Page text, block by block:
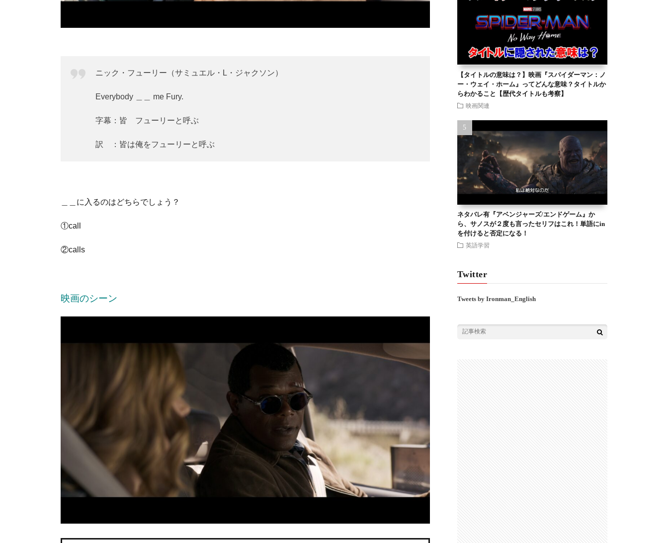
ニック・フューリー（サミュエル・L・ジャクソン）
Everybody ＿＿ me Fury.
字幕：皆 フューリーと呼ぶ
訳 ：皆は俺をフューリーと呼ぶ
＿＿に入るのはどちらでしょう？
①call
②calls
映画のシーン
【タイトルの意味は？】映画『スパイダーマン：ノ
ー・ウェイ・ホーム』ってどんな意味？タイトルか
らわかること【歴代タイトルも考察】
映画関連
ネタバレ有『アベンジャーズ/エンドゲーム』か
ら、サノスが２度も言ったセリフはこれ！単語にin
を付けると否定になる！
英語学習
Twitter
Tweets by Ironman_English